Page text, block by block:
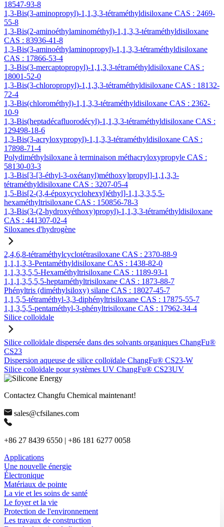
18547-93-8
1,3-Bis(3-aminopropyl)-1,1,3,3-tétraméthyldisiloxane CAS : 2469-
55-8
1,3-Bis(2-aminoéthylaminométhyl)-1,1,3,3-tétraméthyldisiloxane
CAS : 83936-41-8
1,3-Bis(3-aminoéthylaminopropyl)-1,1,3,3-tétraméthyldisiloxane
CAS : 17866-53-4
1,3-Bis(3-mercaptopropyl)-1,1,3,3-tétraméthyldisiloxane CAS :
18001-52-0
1,3-Bis(3-chloropropyl)-1,1,3,3-tétraméthyldisiloxane CAS : 18132-
72-4
1,3-Bis(chlorométhyl)-1,1,3,3-tétraméthyldisiloxane CAS : 2362-
10-9
1,3-Bis(heptadécafluorodécyl)-1,1,3,3-tétraméthyldisiloxane CAS :
129498-18-6
1,3-Bis(3-acryloxypropyl)-1,1,3,3-tétraméthyldisiloxane CAS :
17898-71-4
Polydiméthylsiloxane à terminaison méthacryloxypropyle CAS :
58130-03-3
1,3-Bis[3-[3-éthyl-3-oxétanyl)méthoxy]propyl]-1,1,3,3-
tétraméthyldisiloxane CAS : 3207-05-4
1,5-Bis[2-(3,4-époxycyclohexyl)éthyl]-1,1,3,3,5,5-
hexaméthyltrisiloxane CAS : 150856-78-3
1,3-Bis(3-(2-hydroxyéthoxy)propyl)-1,1,3,3-tétraméthyldisiloxane
CAS : 441307-02-4
Siloxanes d'hydrogène
2,4,6,8-tétraméthylcyclotétrasiloxane CAS : 2370-88-9
1,1,1,3,3-Pentaméthyldisiloxane CAS : 1438-82-0
1,1,3,3,5,5-Hexaméthyltrisiloxane CAS : 1189-93-1
1,1,1,3,5,5,5-heptaméthyltrisiloxane CAS : 1873-88-7
Phényltris (diméthylsiloxy) silane CAS : 18027-45-7
1,1,5,5-tétraméthyl-3,3-diphényltrisiloxane CAS : 17875-55-7
1,1,3,5,5-pentaméthyl-3-phényltrisiloxane CAS : 17962-34-4
Silice colloïdale
Silice colloïdale dispersée dans des solvants organiques ChangFu®
CS23
Dispersion aqueuse de silice colloïdale ChangFu® CS23-W
Silice colloïdale pour systèmes UV ChangFu® CS23UV
Contactez Changfu Chemical maintenant!
sales@cfsilanes.com
+86 27 8439 6550 | +86 181 6277 0058
Applications
Une nouvelle énergie
Électronique
Matériaux de pointe
La vie et les soins de santé
Le foyer et la vie
Protection de l'environnement
Les travaux de construction